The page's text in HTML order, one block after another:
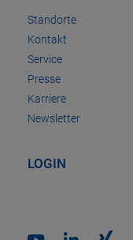
Standorte
Kontakt
Service
Presse
Karriere
Newsletter
LOGIN